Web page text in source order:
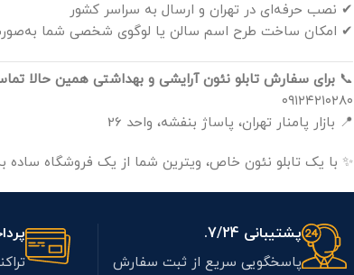
✔ نصب حرفه‌ای در تهران و ارسال به سراسر کشور
✔ امکان ساخت طرح اسم سالن یا لوگوی شخصی شما
📞 برای سفارش تابلو نئون آرایشی و بهداشتی همین حالا
۰۹۱۲۴۲۱۰۲۸۰
📍 بازار پامنار تهران، پاساژ بنفشه، واحد 26
✨ با یک تابلو نئون خاص، ویترین شما از یک فروشگاه
پشتیبانی 7/24.
پاسخگویی سریع از ثبت سفارش